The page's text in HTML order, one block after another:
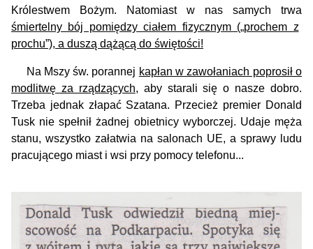
Królestwem Bożym. Natomiast w nas samych trwa
śmiertelny bój pomiędzy ciałem fizycznym („prochem z
prochu”), a duszą dążącą do świętości!
Na Mszy św. porannej kapłan w zawołaniach poprosił o
modlitwę za rządzących, aby starali się o nasze dobro.
Trzeba jednak złapać Szatana. Przecież premier Donald
Tusk nie spełnił żadnej obietnicy wyborczej. Udaje męża
stanu, wszystko załatwia na salonach UE, a sprawy ludu
pracującego miast i wsi przy pomocy telefonu...